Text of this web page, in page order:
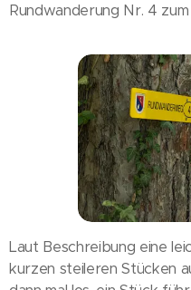
Rundwanderung Nr. 4
Laut Beschreibung eine
kurzen steileren Stücken